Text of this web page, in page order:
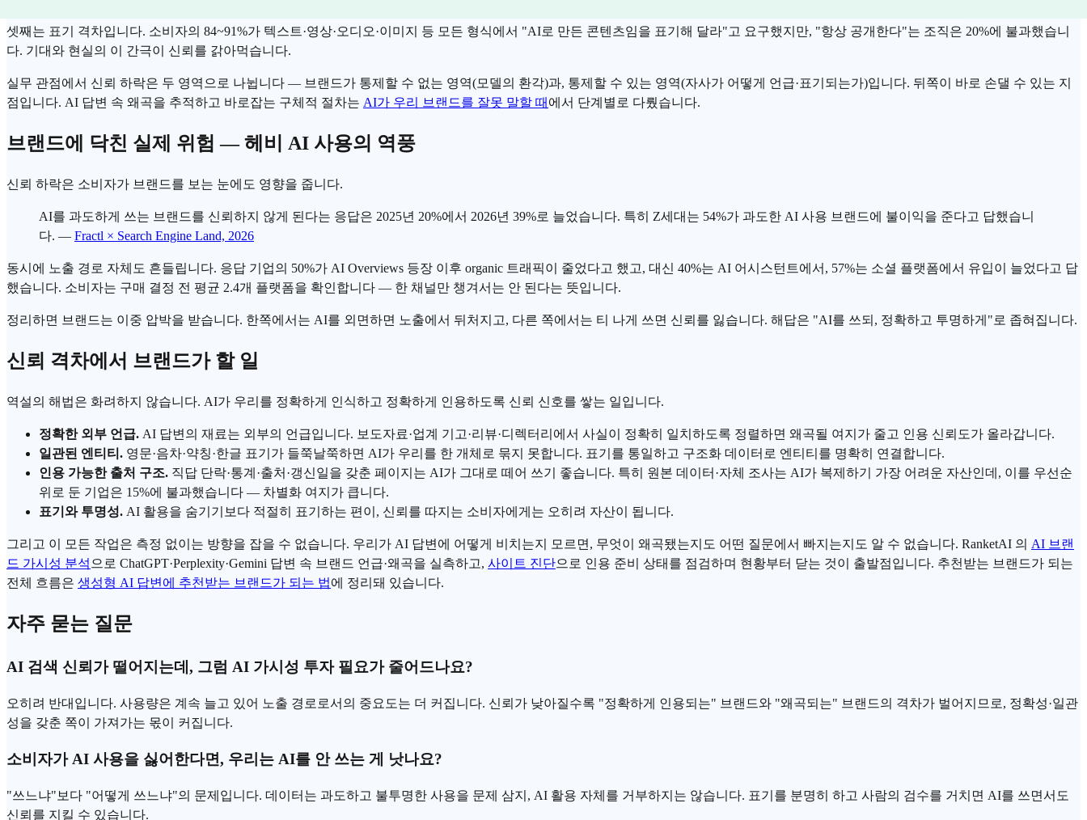
셋째는 표기 격차입니다. 소비자의 84~91%가 텍스트·영상·오디오·이미지 등 모든 형식에서 "AI로 만든 콘텐츠임을 표기해 달라"고 요구했지만, "항상 공개한다"는 조직은 20%에 불과했습니
다. 기대와 현실의 이 간극이 신뢰를 갉아먹습니다.
실무 관점에서 신뢰 하락은 두 영역으로 나뉩니다 — 브랜드가 통제할 수 없는 영역(모델의 환각)과, 통제할 수 있는 영역(자사가 어떻게 언급·표기되는가)입니다. 뒤쪽이 바로 손댈 수 있는 지
점입니다. AI 답변 속 왜곡을 추적하고 바로잡는 구체적 절차는 AI가 우리 브랜드를 잘못 말할 때 에서 단계별로 다뤘습니다.
브랜드에 닥친 실제 위험 — 헤비 AI 사용의 역풍
신뢰 하락은 소비자가 브랜드를 보는 눈에도 영향을 줍니다.
AI를 과도하게 쓰는 브랜드를 신뢰하지 않게 된다는 응답은 2025년 20%에서 2026년 39%로 늘었습니다. 특히 Z세대는 54%가 과도한 AI 사용 브랜드에 불이익을 준다고 답했습니
다. — Fractl × Search Engine Land, 2026
동시에 노출 경로 자체도 흔들립니다. 응답 기업의 50%가 AI Overviews 등장 이후 organic 트래픽이 줄었다고 했고, 대신 40%는 AI 어시스턴트에서, 57%는 소셜 플랫폼에서 유입이 늘었다고 답
했습니다. 소비자는 구매 결정 전 평균 2.4개 플랫폼을 확인합니다 — 한 채널만 챙겨서는 안 된다는 뜻입니다.
정리하면 브랜드는 이중 압박을 받습니다. 한쪽에서는 AI를 외면하면 노출에서 뒤처지고, 다른 쪽에서는 티 나게 쓰면 신뢰를 잃습니다. 해답은 "AI를 쓰되, 정확하고 투명하게"로 좁혀집니다.
신뢰 격차에서 브랜드가 할 일
역설의 해법은 화려하지 않습니다. AI가 우리를 정확하게 인식하고 정확하게 인용하도록 신뢰 신호를 쌓는 일입니다.
정확한 외부 언급. AI 답변의 재료는 외부의 언급입니다. 보도자료·업계 기고·리뷰·디렉터리에서 사실이 정확히 일치하도록 정렬하면 왜곡될 여지가 줄고 인용 신뢰도가 올라갑니다.
일관된 엔티티. 영문·음차·약칭·한글 표기가 들쭉날쭉하면 AI가 우리를 한 개체로 묶지 못합니다. 표기를 통일하고 구조화 데이터 로 엔티티를 명확히 연결합니다.
인용 가능한 출처 구조. 직답 단락·통계·출처·갱신일을 갖춘 페이지는 AI가 그대로 떼어 쓰기 좋습니다. 특히 원본 데이터·자체 조사는 AI가 복제하기 가장 어려운 자산인데, 이를 우선순
위로 둔 기업은 15%에 불과했습니다 — 차별화 여지가 큽니다.
표기와 투명성. AI 활용을 숨기기보다 적절히 표기하는 편이, 신뢰를 따지는 소비자에게는 오히려 자산이 됩니다.
그리고 이 모든 작업은 측정 없이는 방향을 잡을 수 없습니다. 우리가 AI 답변에 어떻게 비치는지 모르면, 무엇이 왜곡됐는지도 어떤 질문에서 빠지는지도 알 수 없습니다. RanketAI 의 AI 브랜
드 가시성 분석 으로 ChatGPT·Perplexity·Gemini 답변 속 브랜드 언급·왜곡을 실측하고, 사이트 진단으로 인용 준비 상태를 점검하며 현황부터 닫는 것이 출발점입니다. 추천받는 브랜드가 되는
전체 흐름은 생성형 AI 답변에 추천받는 브랜드가 되는 법에 정리돼 있습니다.
자주 묻는 질문
AI 검색 신뢰가 떨어지는데, 그럼 AI 가시성 투자 필요가 줄어드나요?
오히려 반대입니다. 사용량은 계속 늘고 있어 노출 경로로서의 중요도는 더 커집니다. 신뢰가 낮아질수록 "정확하게 인용되는" 브랜드와 "왜곡되는" 브랜드의 격차가 벌어지므로, 정확성·일관
성을 갖춘 쪽이 가져가는 몫이 커집니다.
소비자가 AI 사용을 싫어한다면, 우리는 AI를 안 쓰는 게 낫나요?
"쓰느냐"보다 "어떻게 쓰느냐"의 문제입니다. 데이터는 과도하고 불투명한 사용을 문제 삼지, AI 활용 자체를 거부하지는 않습니다. 표기를 분명히 하고 사람의 검수를 거치면 AI를 쓰면서도
신뢰를 지킬 수 있습니다.